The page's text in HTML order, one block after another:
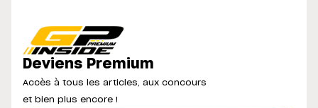
Deviens Premium
Accès à tous les articles, aux concours
et bien plus encore !